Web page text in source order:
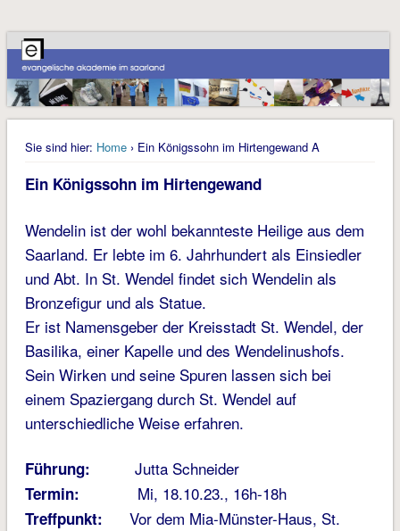
Sie sind hier: Home› Ein Königssohn im Hirtengewand A
Ein Königssohn im Hirtengewand
Wendelin ist der wohl bekannteste Heilige aus dem
Saarland. Er lebte im 6. Jahrhundert als Einsiedler
und Abt. In St. Wendel findet sich Wendelin als
Bronzefigur und als Statue.
Er ist Namensgeber der Kreisstadt St. Wendel, der
Basilika, einer Kapelle und des Wendelinushofs.
Sein Wirken und seine Spuren lassen sich bei
einem Spaziergang durch St. Wendel auf
unterschiedliche Weise erfahren.
Führung: Jutta Schneider
Termin: Mi, 18.10.23., 16h-18h
Treffpunkt: Vor dem Mia-Münster-Haus, St.